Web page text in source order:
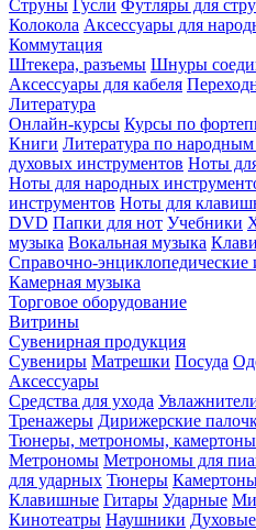
Струны Гусли Футляры для
Колокола Аксессуары для
Коммутация
Штекера, разъемы Шнуры
Аксессуары для кабеля
Литература
Онлайн-курсы Курсы по
Книги Литература по
духовых инструментов Ноты
Ноты для народных
инструментов Ноты для
DVD Папки для нот Учебники
музыка Вокальная музыка
Справочно-энциклопедические
Камерная музыка
Торговое оборудование
Витрины
Сувенирная продукция
Сувениры Матрешки Посуда
Аксессуары
Средства для ухода
Тренажеры Дирижерские
Тюнеры, метрономы, камертоны
Метрономы Метрономы для
для ударных Тюнеры
Клавишные Гитары Ударные
Кинотеатры Наушники Духовые